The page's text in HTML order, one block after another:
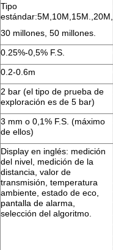
Tipo
estándar:5M, 10M, 15M. 20M,
30 millones, 50 millones.
0. 25%-0,5% F.S.
0.2-0.6m
2 bar (el tipo de prueba de
exploración es de 5 bar)
3 mm o 0,1% F.S. (máximo
de ellos)
Display en inglés: medición
del nivel, medición de la
distancia, valor de
transmisión, temperatura
ambiente, estado de eco,
pantalla de alarma,
selección del algoritmo.